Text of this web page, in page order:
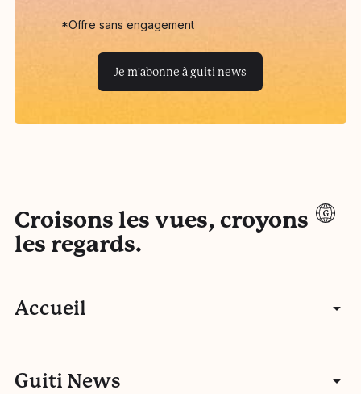
*Offre sans engagement
Je m'abonne à guiti news
Croisons les vues, croyons
les regards.
Accueil
Articles
Guiti News